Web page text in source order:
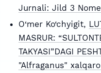
Jurnali: Jild 3
O‘mer Ko‘chyigit,
MASRUR:
TAKYASI”DAGI
"Alfraganus"